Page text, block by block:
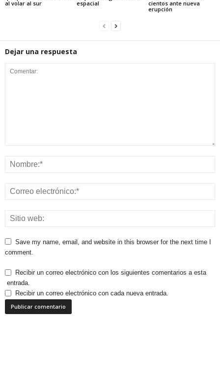
al volar al sur
espacial
cientos ante nueva
erupción
Dejar una respuesta
Save my name, email, and website in this browser for the next time I
comment.
Recibir un correo electrónico con los siguientes comentarios a esta
entrada.
Recibir un correo electrónico con cada nueva entrada.